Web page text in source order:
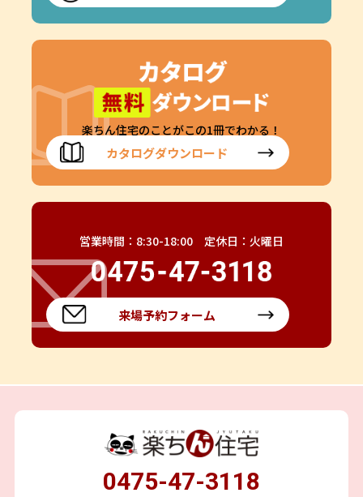
楽ちん住宅のことがこの1冊でわかる！
カタログダウンロード
営業時間：8:30-18:00 定休日：火曜日
来場予約フォーム
0475-47-3118